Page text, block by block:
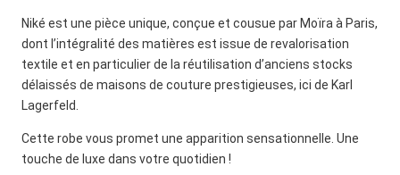
Niké est une pièce unique, conçue et cousue par Moïra à Paris,
dont l’intégralité des matières est issue de revalorisation
textile et en particulier de la réutilisation d’anciens stocks
délaissés de maisons de couture prestigieuses, ici de Karl
Lagerfeld.
Cette robe vous promet une apparition sensationnelle. Une
touche de luxe dans votre quotidien !